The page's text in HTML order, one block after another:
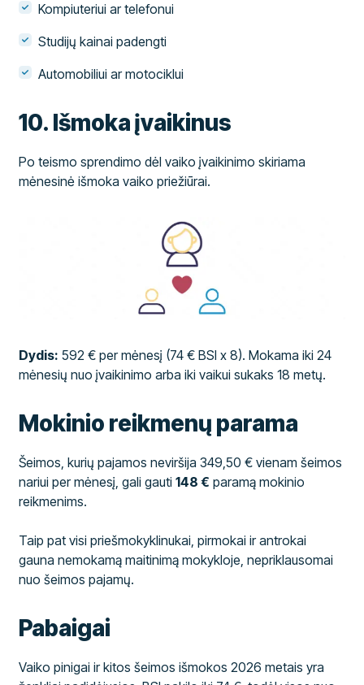
Kompiuteriui ar telefonui
Studijų kainai padengti
Automobiliui ar motociklui
10. Išmoka įvaikinus
Po teismo sprendimo dėl vaiko įvaikinimo skiriama
mėnesinė išmoka vaiko priežiūrai.
Dydis: 592 € per mėnesį (74 € BSI x 8). Mokama iki 24
mėnesių nuo įvaikinimo arba iki vaikui sukaks 18 metų.
Mokinio reikmenų parama
Šeimos, kurių pajamos neviršija 349,50 € vienam šeimos
nariui per mėnesį, gali gauti148 € paramą mokinio
reikmenims.
Taip pat visi priešmokyklinukai, pirmokai ir antrokai
gauna nemokamą maitinimą mokykloje, nepriklausomai
nuo šeimos pajamų.
Pabaigai
Vaiko pinigai ir kitos šeimos išmokos 2026 metais yra